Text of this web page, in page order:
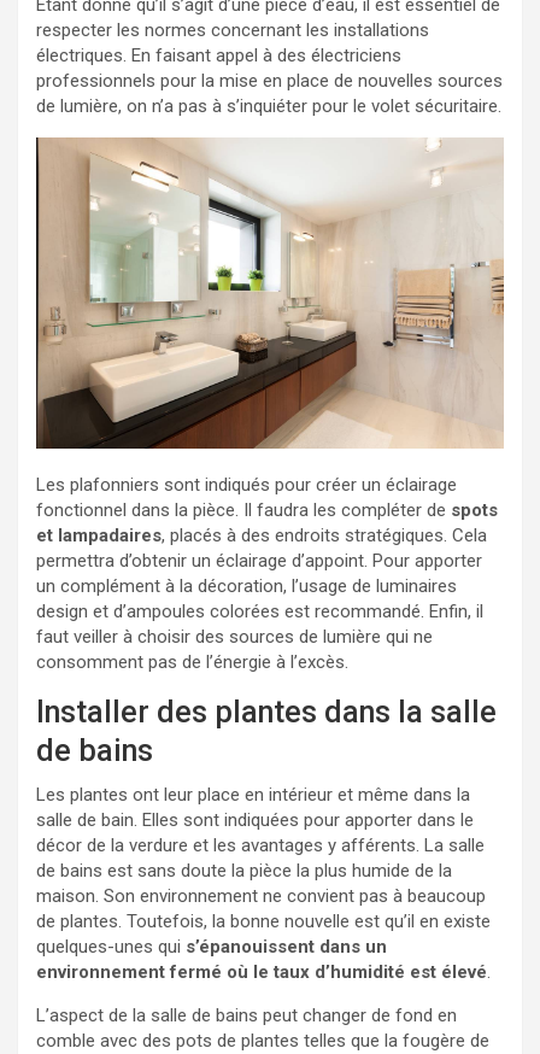
Étant donné qu’il s’agit d’une pièce d’eau, il est essentiel de
respecter les normes concernant les installations
électriques. En faisant appel à des électriciens
professionnels pour la mise en place de nouvelles sources
de lumière, on n’a pas à s’inquiéter pour le volet sécuritaire.
Les plafonniers sont indiqués pour créer un éclairage
fonctionnel dans la pièce. Il faudra les compléter de spots
et lampadaires, placés à des endroits stratégiques. Cela
permettra d’obtenir un éclairage d’appoint. Pour apporter
un complément à la décoration, l’usage de luminaires
design et d’ampoules colorées est recommandé. Enfin, il
faut veiller à choisir des sources de lumière qui ne
consomment pas de l’énergie à l’excès.
Installer des plantes dans la salle
de bains
Les plantes ont leur place en intérieur et même dans la
salle de bain. Elles sont indiquées pour apporter dans le
décor de la verdure et les avantages y afférents. La salle
de bains est sans doute la pièce la plus humide de la
maison. Son environnement ne convient pas à beaucoup
de plantes. Toutefois, la bonne nouvelle est qu’il en existe
quelques-unes qui s’épanouissent dans un
environnement fermé où le taux d’humidité est élevé.
L’aspect de la salle de bains peut changer de fond en
comble avec des pots de plantes telles que la fougère de